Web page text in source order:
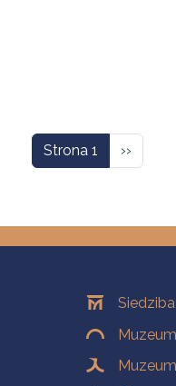
Strona 1 ››
OddziałySiedziba